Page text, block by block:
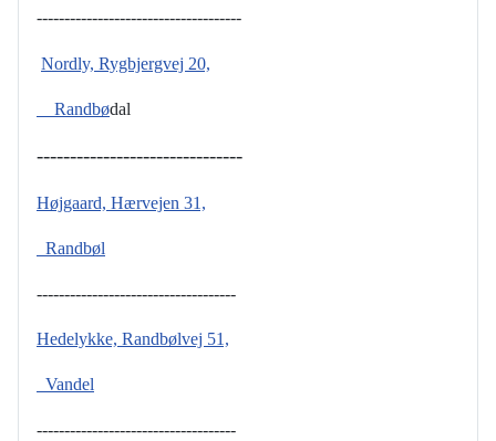
-------------------------------------
Nordly, Rygbjergvej 20,
Randbødal
-------------------------------
Højgaard, Hærvejen 31,
Randbøl
------------------------------------
Hedelykke, Randbølvej 51,
Vandel
------------------------------------